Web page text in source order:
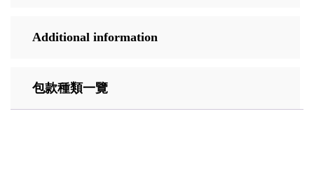
Additional information
包款種類一覽